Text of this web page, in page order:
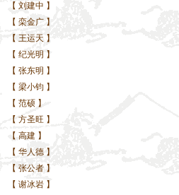
【 刘建中 】
【 栾金广 】
【 王运天 】
【 纪光明 】
【 张东明 】
【 梁小钧 】
【 范硕 】
【 方圣旺 】
【 高建 】
【 华人德 】
【 张公者 】
【 谢冰岩 】